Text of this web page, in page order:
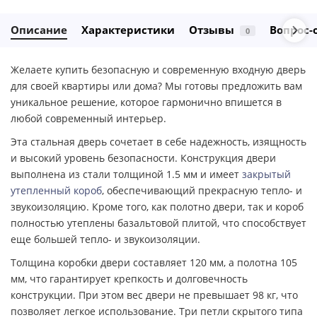
Описание Характеристики Отзывы 0 Вопрос-
Желаете купить безопасную и современную входную дверь
для своей квартиры или дома? Мы готовы предложить вам
уникальное решение, которое гармонично впишется в
любой современный интерьер.
Эта стальная дверь сочетает в себе надежность, изящность
и высокий уровень безопасности. Конструкция двери
выполнена из стали толщиной 1.5 мм и имеет закрытый
утепленный короб, обеспечивающий прекрасную тепло- и
звукоизоляцию. Кроме того, как полотно двери, так и короб
полностью утеплены базальтовой плитой, что способствует
еще большей тепло- и звукоизоляции.
Толщина коробки двери составляет 120 мм, а полотна 105
мм, что гарантирует крепкость и долговечность
конструкции. При этом вес двери не превышает 98 кг, что
позволяет легкое использование. Три петли скрытого типа